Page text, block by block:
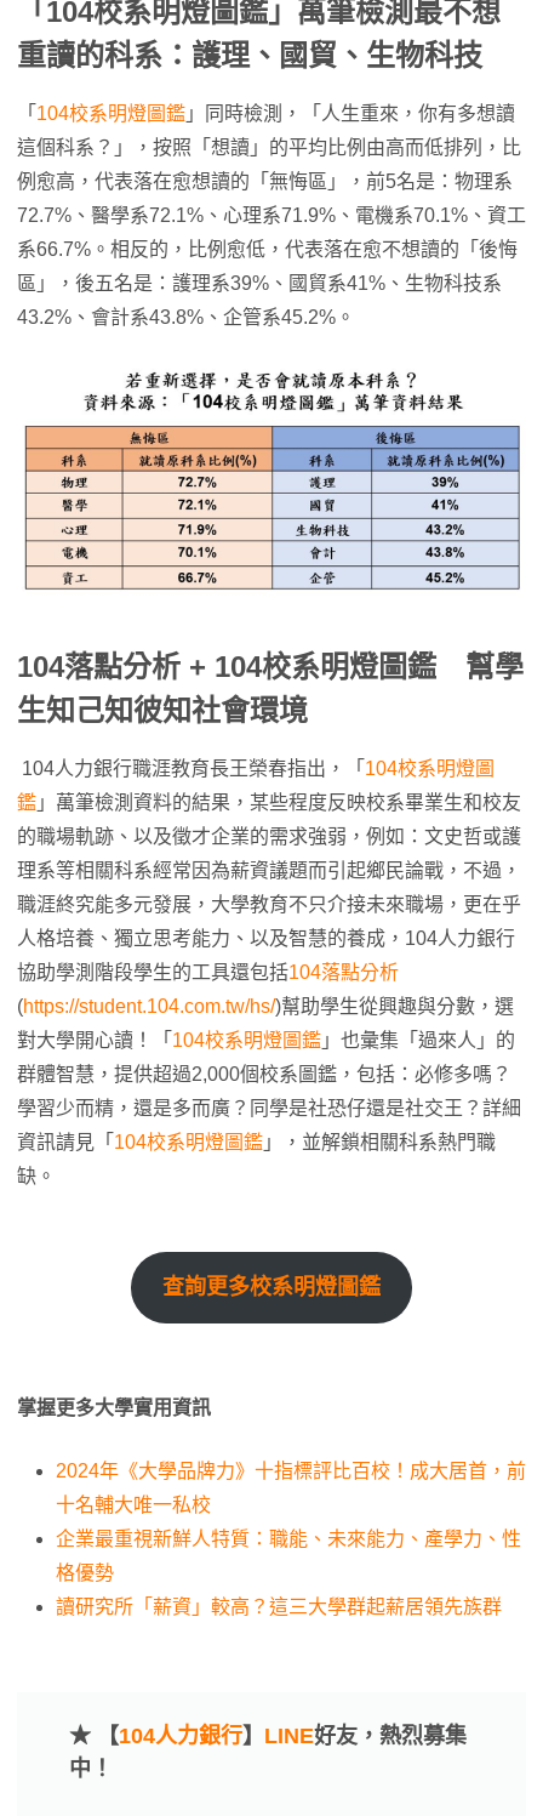
「104校系明燈圖鑑」萬筆檢測最不想
重讀的科系：護理、國貿、生物科技
「 104校系明燈圖鑑 」同時檢測，「人生重來，你有多想讀
這個科系？」，按照「想讀」的平均比例由高而低排列，比
例愈高，代表落在愈想讀的「無悔區」，前5名是：物理系
72.7%、醫學系72.1%、心理系71.9%、電機系70.1%、資工
系66.7%。相反的，比例愈低，代表落在愈不想讀的「後悔
區」，後五名是：護理系39%、國貿系41%、生物科技系
43.2%、會計系43.8%、企管系45.2%。
104落點分析 + 104校系明燈圖鑑 幫學
生知己知彼知社會環境
104人力銀行職涯教育長王榮春指出，「 104校系明燈圖
鑑 」萬筆檢測資料的結果，某些程度反映校系畢業生和校友
的職場軌跡、以及徵才企業的需求強弱，例如：文史哲或護
理系等相關科系經常因為薪資議題而引起鄉民論戰，不過，
職涯終究能多元發展，大學教育不只介接未來職場，更在乎
人格培養、獨立思考能力、以及智慧的養成，104人力銀行
協助學測階段學生的工具還包括104落點分析
(https://student.104.com.tw/hs/)幫助學生從興趣與分數，選
對大學開心讀！「 104校系明燈圖鑑 」也彙集「過來人」的
群體智慧，提供超過2,000個校系圖鑑，包括：必修多嗎？
學習少而精，還是多而廣？同學是社恐仔還是社交王？詳細
資訊請見「 104校系明燈圖鑑 」，並解鎖相關科系熱門職
缺。
查詢更多校系明燈圖鑑
掌握更多大學實用資訊
2024年《大學品牌力》十指標評比百校！成大居首，前
十名輔大唯一私校
企業最重視新鮮人特質：職能、未來能力、產學力、性
格優勢
讀研究所「薪資」較高？這三大學群起薪居領先族群
★ 【104人力銀行】 LINE好友，熱烈募集
中！